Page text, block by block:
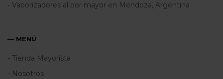
- Vaporizadores al por mayor en Mendoza, Argentina
— MENÚ
- Tienda Mayorista
- Nosotros